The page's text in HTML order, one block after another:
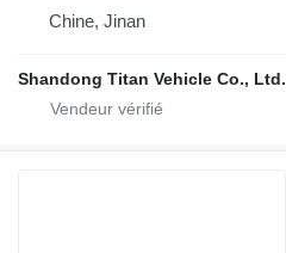
Chine, Jinan
Shandong Titan Vehicle Co., Ltd.